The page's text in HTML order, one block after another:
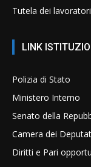
Tutela dei
LINK
Polizia di Stato
Ministero Interno
Senato della
Camera dei
Diritti e Pari